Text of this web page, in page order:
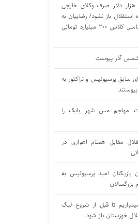
بیانی: ۴۰۰ هزار دلار صرف وکلای خارجی
استقلال باز نشود/ رضاییان به
جای قدرشناسی کلاس ۲۰۰ میلیارد تومانی
آذر پیوست
سابق پرسپولیس و تراکتور به
مهاجم مس شهر بابک را
مقابل همنام اهوازی در
بازیکنان امید پرسپولیس به
بزرگسالان
تا قبل از شروع لیگ
خوزستان باز شود